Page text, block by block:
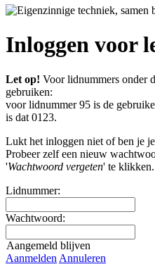
Inloggen voor
Let op! Voor lidnummers onder
gebruiken:
voor lidnummer 95 is de
is dat 0123.
Lukt het inloggen niet of ben je
Probeer zelf een nieuw
'Wachtwoord vergeten' te klikken.
Lidnummer:
Wachtwoord:
Aangemeld blijven
Aanmelden Annuleren